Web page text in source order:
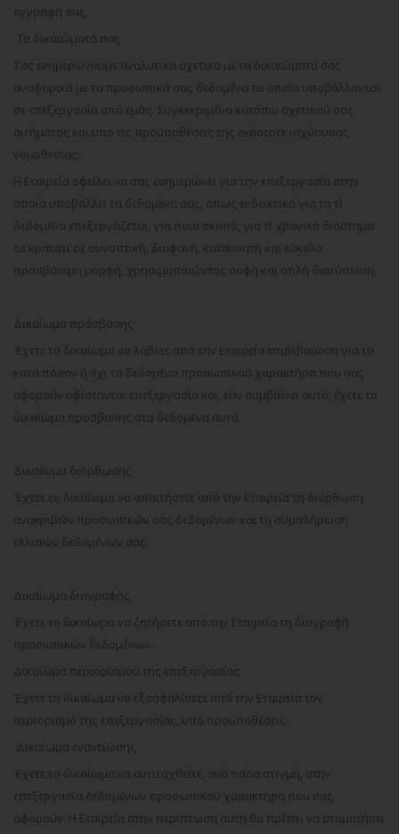
εγγραφή σας.
Τα δικαιώματά σας
Σας ενημερώνουμε αναλυτικά σχετικά με τα δικαιώματά σας
αναφορικά με τα προσωπικά σας δεδομένα τα οποία υποβάλλονται
σε επεξεργασία από εμάς. Συγκεκριμένα κατόπιν σχετικού σας
αιτήματος και υπό τις προϋποθέσεις της εκάστοτε ισχύουσας
νομοθεσίας:
Η Εταιρεία οφείλει να σας ενημερώνει για την επεξεργασία στην
οποία υποβάλλει τα δεδομένα σας, όπως ενδεικτικά για το τί
δεδομένα επεξεργάζεται, για ποιο σκοπό, για τί χρονικό διάστημα
τα κρατάει σε συνοπτική, διαφανή, κατανοητή και εύκολα
προσβάσιμη μορφή, χρησιμοποιώντας σαφή και απλή διατύπωση.
Δικαίωμα πρόσβασης
Έχετε το δικαίωμα να λάβετε από την Εταιρεία επιβεβαίωση για το
κατά πόσον ή όχι τα δεδομένα προσωπικού χαρακτήρα που σας
αφορούν υφίστανται επεξεργασία και, εάν συμβαίνει αυτό, έχετε το
δικαίωμα πρόσβασης στα δεδομένα αυτά.
Δικαίωμα διόρθωσης
Έχετε το δικαίωμα να απαιτήσετε από την Εταιρεία τη διόρθωση
ανακριβών προσωπικών σας δεδομένων και τη συμπλήρωση
ελλιπών δεδομένων σας.
Δικαίωμα διαγραφής
Έχετε το δικαίωμα να ζητήσετε από την Εταιρεία τη διαγραφή
προσωπικών δεδομένων.
Δικαίωμα περιορισμού της επεξεργασίας
Έχετε το δικαίωμα να εξασφαλίσετε από την Εταιρεία τον
περιορισμό της επεξεργασίας, υπό προϋποθέσεις.
Δικαίωμα εναντίωσης
Έχετε το δικαίωμα να αντιταχθείτε, ανά πάσα στιγμή, στην
επεξεργασία δεδομένων προσωπικού χαρακτήρα που σας
αφορούν. Η Εταιρεία στην περίπτωση αυτή θα πρέπει να σταματήσει